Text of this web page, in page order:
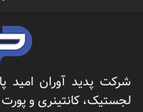
شرکت پدید آوران امید
لجستیک، کانتینری و پورت